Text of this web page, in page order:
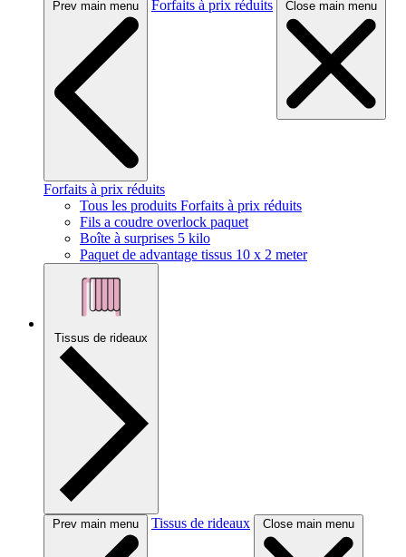
Prev main menu Forfaits à prix réduits Close main menu
Forfaits à prix réduits
Tous les produits Forfaits à prix réduits
Fils a coudre overlock paquet
Boîte à surprises 5 kilo
Paquet de advantage tissus 10 x 2 meter
Tissus de rideaux
Prev main menu Tissus de rideaux Close main menu